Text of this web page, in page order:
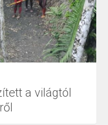
a világtól